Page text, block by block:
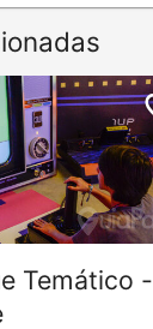
Temático -